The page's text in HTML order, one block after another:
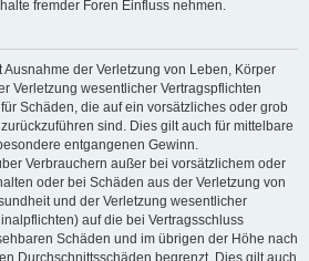
fremder Foren Einfluss nehmen.
Ausnahme der Verletzung von Leben, Körper
Verletzung wesentlicher Vertragspflichten
Schäden, die auf ein vorsätzliches oder grob
sind. Dies gilt auch für mittelbare
entgangenen Gewinn.
Verbrauchern außer bei vorsätzlichem oder
oder bei Schäden aus der Verletzung von
und der Verletzung wesentlicher
auf die bei Vertragsschluss
Schäden und im übrigen der Höhe nach
Durchschnittsschäden begrenzt. Dies gilt auch